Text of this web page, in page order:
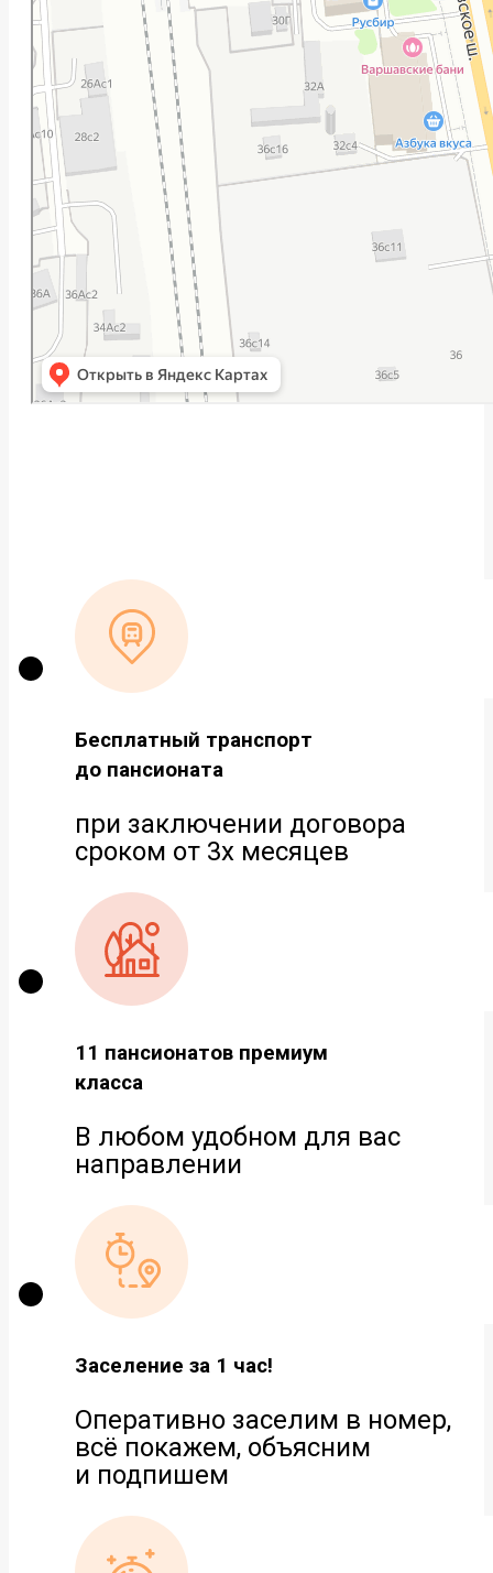
Бесплатный транспорт
до пансионата
при заключении договора
сроком от 3х месяцев
11 пансионатов премиум
класса
В любом удобном для вас
направлении
Заселение за 1 час!
Оперативно заселим в номер,
всё покажем, объясним
и подпишем